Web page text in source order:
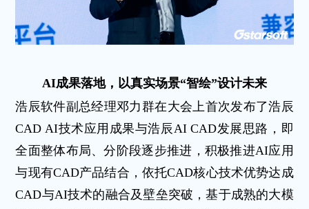
AI成果落地，以真实场景“智绘”设计未来
浩辰软件副总经理邓力群在大会上首次发布了浩辰
CAD AI技术应用成果与浩辰AI CAD发展思路，即
全面整体布局、分阶段逐步推进，积极推进AI应用
与现有CAD产品结合，依托CAD核心技术优势达成
CAD与AI技术的融合及壁垒突破，基于成熟的大模